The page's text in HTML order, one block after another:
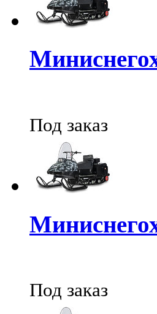
Под заказ
Под заказ